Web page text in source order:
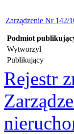
Zarządzenie Nr 142/
Podmiot
Wytworzył
Publikujący
Rejestr